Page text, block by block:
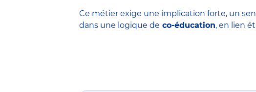
Ce métier exige une implication forte, un
dans une logique de co-éducation, en lien